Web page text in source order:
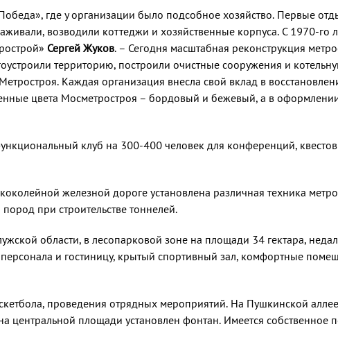
где у организации было подсобное хозяйство. Первые
возводили коттеджи и хозяйственные корпуса. С 1970-го
Сергей Жуков. – Сегодня масштабная реконструкция
территорию, построили очистные сооружения и
Каждая организация внесла свой вклад в
цвета Мосметростроя – бордовый и бежевый, а в
клуб на 300-400 человек для конференций,
железной дороге установлена различная техника
при строительстве тоннелей.
области, в лесопарковой зоне на площади 34 гектара,
и гостиницу, крытый спортивный зал, комфортные
проведения отрядных мероприятий. На Пушкинской
центральной площади установлен фонтан. Имеется собственное